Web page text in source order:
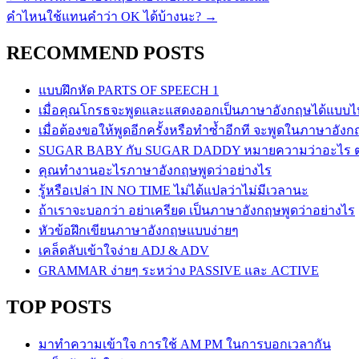
คำไหนใช้แทนคำว่า OK ได้บ้างนะ? →
RECOMMEND POSTS
แบบฝึกหัด PARTS OF SPEECH 1
เมื่อคุณโกรธจะพูดและแสดงออกเป็นภาษาอังกฤษได้แบบ
เมื่อต้องขอให้พูดอีกครั้งหรือทำซ้ำอีกที จะพูดในภาษาอัง
SUGAR BABY กับ SUGAR DADDY หมายความว่าอะไร
คุณทำงานอะไรภาษาอังกฤษพูดว่าอย่างไร
รู้หรือเปล่า IN NO TIME ไม่ได้แปลว่าไม่มีเวลานะ
ถ้าเราจะบอกว่า อย่าเครียด เป็นภาษาอังกฤษพูดว่าอย่างไร
หัวข้อฝึกเขียนภาษาอังกฤษแบบง่ายๆ
เคล็ดลับเข้าใจง่าย ADJ & ADV
GRAMMAR ง่ายๆ ระหว่าง PASSIVE และ ACTIVE
TOP POSTS
มาทำความเข้าใจ การใช้ AM PM ในการบอกเวลากัน